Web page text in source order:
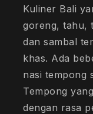
Kuliner Bali
goreng, tahu,
dan sambal
khas. Ada
nasi tempong
Tempong
dengan rasa